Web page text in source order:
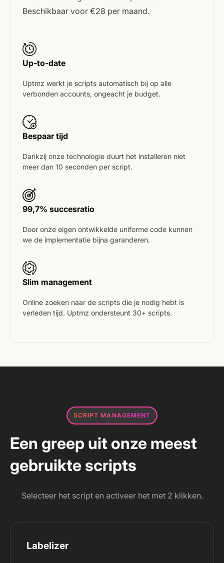
Beschikbaar voor €28 per maand.
Up-to-date
Uptmz werkt je scripts automatisch bij op alle
verbonden accounts, ongeacht je budget.
Bespaar tijd
Dankzij onze technologie duurt het installeren niet
meer dan 10 seconden per script.
99,7% succesratio
Door onze eigen ontwikkelde uniforme code kunnen
we de implementatie bijna garanderen.
Slim management
Online zoeken naar de scripts die je nodig hebt is
verleden tijd. Uptmz ondersteunt 30+ scripts.
SCRIPT MANAGEMENT
Een greep uit onze meest
gebruikte scripts
Selecteer het script en activeer het met 2 klikken.
Labelizer